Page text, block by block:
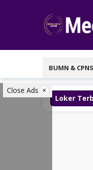
BUMN & CPNS
Close Ads
Loker